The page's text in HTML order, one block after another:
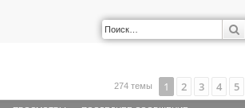
274 темы 1 2 3 4 5